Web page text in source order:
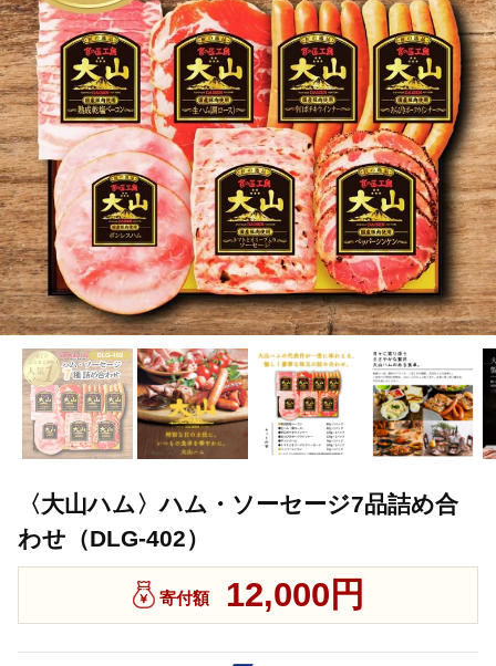
〈大山ハム〉ハム・ソーセージ7品詰め合
わせ（DLG-402）
寄付額 12,000円